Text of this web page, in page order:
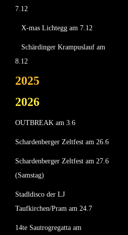
7.12
X-mas Lichtegg am 7.12
Schärdinger Krampuslauf am
8.12
2025
2026
OUTBREAK am 3.6
Schardenberger Zeltfest am 26.6
Schardenberger Zeltfest am 27.6
(Samstag)
Stadldisco der LJ
Taufkirchen/Pram am 24.7
14te Sautrogregatta am